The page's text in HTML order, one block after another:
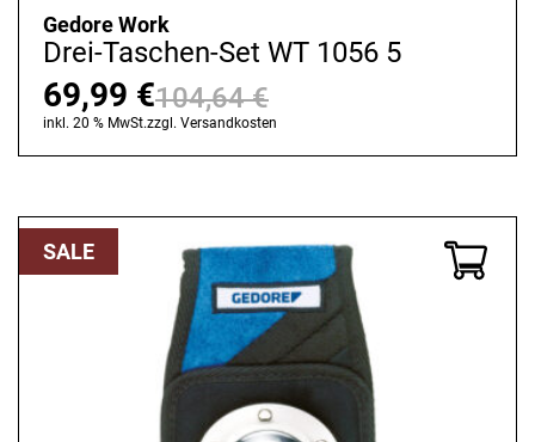
Gedore Work
Drei-Taschen-Set WT 1056 5
104,64€
Ursprünglicher
war:
104,64 €
69,99 €
Aktueller
ist:
69,99 €.
inkl. 20 % MwSt.zzgl. Versandkosten
SALE